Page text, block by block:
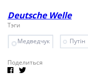
Deutsche Welle
Тэги
Медведчук
Путін
Поделиться